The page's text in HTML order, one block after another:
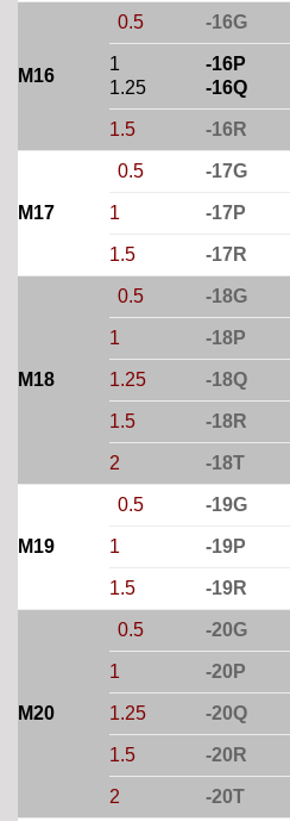
M16
0.5 -16G
1
1.25
-16P
-16Q
1.5 -16R
M17
0.5 -17G
1 -17P
1.5 -17R
M18
0.5 -18G
1 -18P
1.25 -18Q
1.5 -18R
2 -18T
M19
0.5 -19G
1 -19P
1.5 -19R
M20
0.5 -20G
1 -20P
1.25 -20Q
1.5 -20R
2 -20T